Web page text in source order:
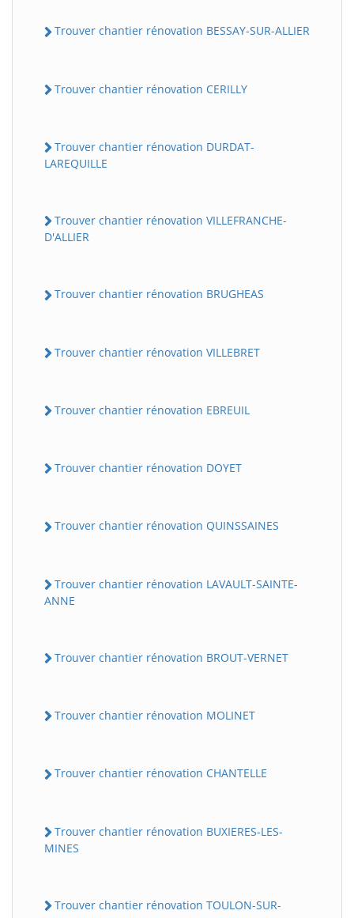
Trouver chantier rénovation BESSAY-SUR-ALLIER
Trouver chantier rénovation CERILLY
Trouver chantier rénovation DURDAT-
LAREQUILLE
Trouver chantier rénovation VILLEFRANCHE-
D'ALLIER
Trouver chantier rénovation BRUGHEAS
Trouver chantier rénovation VILLEBRET
Trouver chantier rénovation EBREUIL
Trouver chantier rénovation DOYET
Trouver chantier rénovation QUINSSAINES
Trouver chantier rénovation LAVAULT-SAINTE-
ANNE
Trouver chantier rénovation BROUT-VERNET
Trouver chantier rénovation MOLINET
Trouver chantier rénovation CHANTELLE
Trouver chantier rénovation BUXIERES-LES-
MINES
Trouver chantier rénovation TOULON-SUR-